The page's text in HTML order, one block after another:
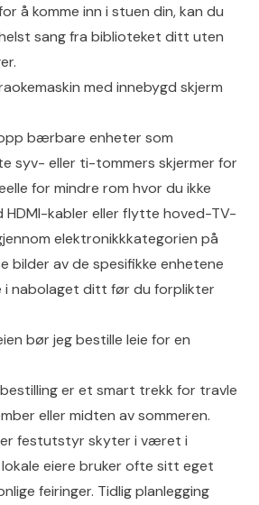
å komme inn i stuen din, kan du
sang fra biblioteket ditt uten
med innebygd skjerm
bærbare enheter som
syv- eller ti-tommers skjermer for
for mindre rom hvor du ikke
HDMI-kabler eller flytte hoved-TV-
elektronikkkategorien på
bilder av de spesifikke enhetene
i nabolaget ditt før du forplikter
bør jeg bestille leie for en
er et smart trekk for travle
eller midten av sommeren.
festutstyr skyter i været i
eiere bruker ofte sitt eget
feiringer. Tidlig planlegging